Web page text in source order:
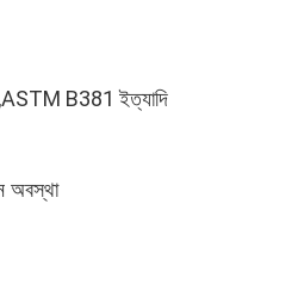
B381 ইত্যাদি
অবস্থা